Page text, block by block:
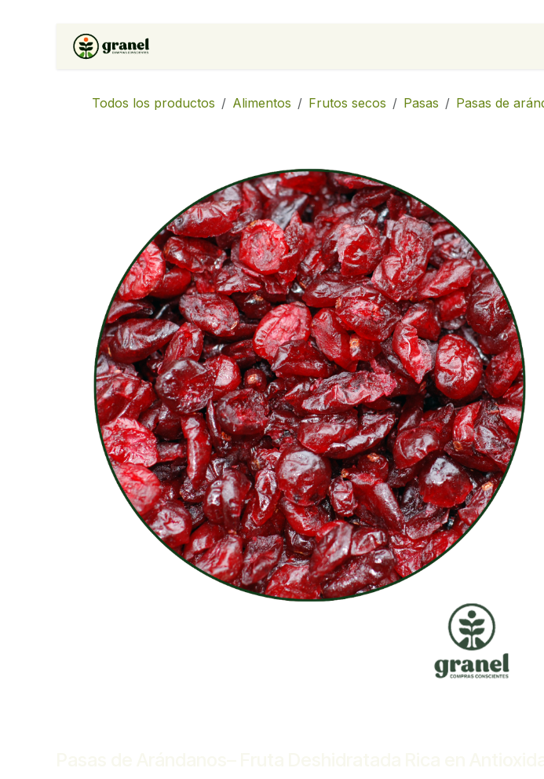
Ir al contenido
Todos los productos Alimentos Frutos secos Pasas Pasas de